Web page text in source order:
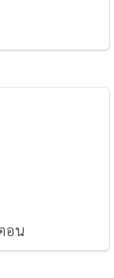
อน